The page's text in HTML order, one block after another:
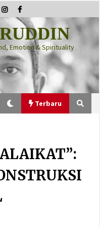
Emotion & Spirituality
Terbaru
Agama Meregulasi Jiwa